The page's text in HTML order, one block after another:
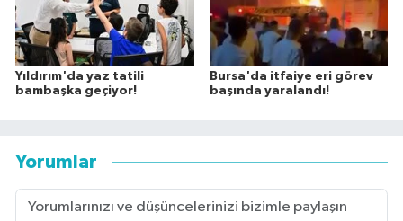
Yıldırım'da yaz tatili
bambaşka geçiyor!
Bursa'da itfaiye eri görev
başında yaralandı!
Yorumlar